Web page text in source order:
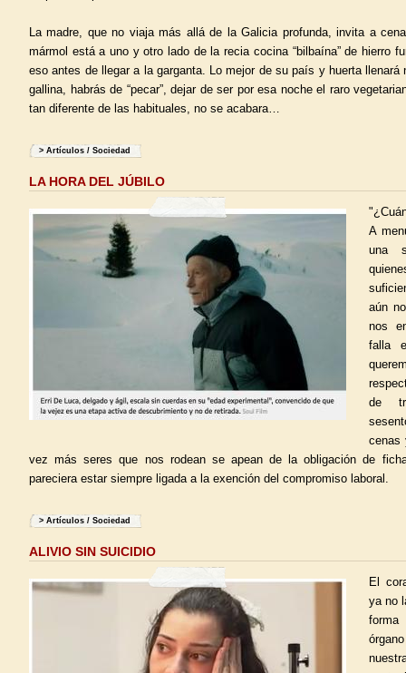
La madre, que no viaja más allá de la Galicia profunda, invita a
mármol está a uno y otro lado de la recia cocina “bilbaína” de hierro
eso antes de llegar a la garganta. Lo mejor de su país y huerta
gallina, habrás de “pecar”, dejar de ser por esa noche el raro
tan diferente de las habituales, no se acabara…
> Artículos / Sociedad
LA HORA DEL JÚBILO
A
una
aún
nos
falla
de
cenas
vez más seres que nos rodean se apean de la obligación de
pareciera estar siempre ligada a la exención del compromiso laboral.
> Artículos / Sociedad
ALIVIO SIN SUICIDIO
El
ya no